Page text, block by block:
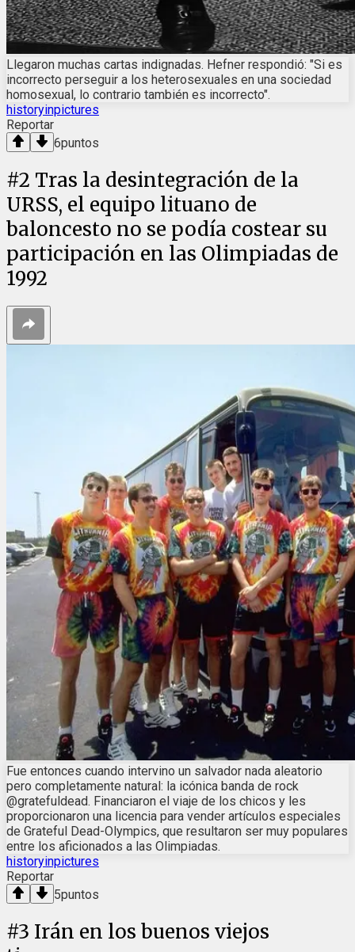
Llegaron muchas cartas indignadas. Hefner respondió: "Si es
incorrecto perseguir a los heterosexuales en una sociedad
homosexual, lo contrario también es incorrecto".
historyinpictures
Reportar
6puntos
#2 Tras la desintegración de la
URSS, el equipo lituano de
baloncesto no se podía costear su
participación en las Olimpiadas de
1992
Fue entonces cuando intervino un salvador nada aleatorio
pero completamente natural: la icónica banda de rock
@gratefuldead. Financiaron el viaje de los chicos y les
proporcionaron una licencia para vender artículos especiales
de Grateful Dead-Olympics, que resultaron ser muy populares
entre los aficionados a las Olimpiadas.
historyinpictures
Reportar
5puntos
#3 Irán en los buenos viejos